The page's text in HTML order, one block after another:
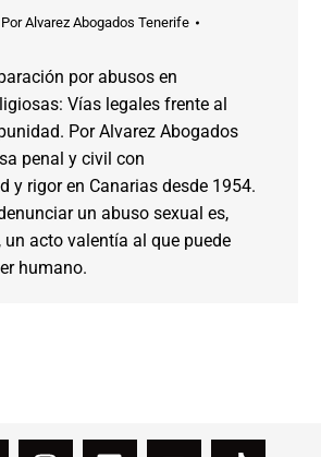
PorAlvarez Abogados Tenerife
por abusos en
Vías legales frente al
Por Alvarez Abogados
penal y civil con
y rigor en Canarias desde 1954.
un abuso sexual es,
un acto valentía al que puede
humano.